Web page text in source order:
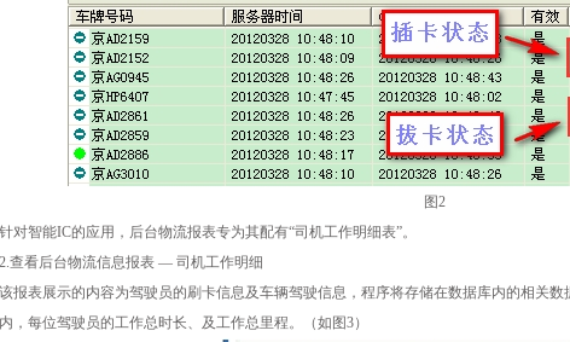
图2
针对智能IC的应用，后台物流报表专为其配有“司机工作明细表”。
2.查看后台物流信息报表 — 司机工作明细
该报表展示的内容为驾驶员的刷卡信息及车辆驾驶信息，程序将存储在数据库内的相关
内，每位驾驶员的工作总时长、及工作总里程。（如图3）